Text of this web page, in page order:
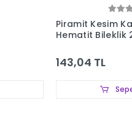
Piramit Kesim
Hematit Bileklik
143,04 TL